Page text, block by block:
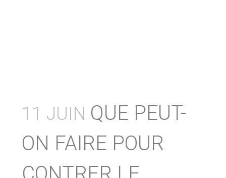
11 JUIN QUE PEUT-
ON FAIRE POUR